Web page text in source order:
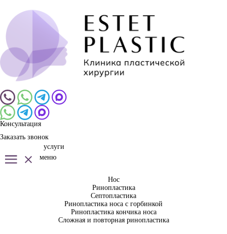
Консультация
Заказать звонок
услуги
меню
Нос
Ринопластика
Септопластика
Ринопластика носа с горбинкой
Ринопластика кончика носа
Сложная и повторная ринопластика